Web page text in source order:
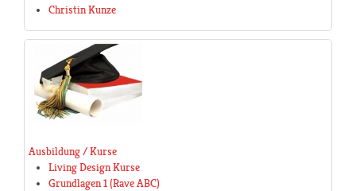
Christin Kunze
Ausbildung / Kurse
Living Design Kurse
Grundlagen 1 (Rave ABC)